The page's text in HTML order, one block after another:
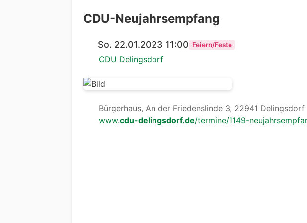
CDU-Neujahrsempfang
So. 22.01.2023 11:00 Feiern/Feste
CDU Delingsdorf
Bürgerhaus, An der Friedenslinde 3, 22941 Delingsdorf
www.cdu-delingsdorf.de/termine/1149-